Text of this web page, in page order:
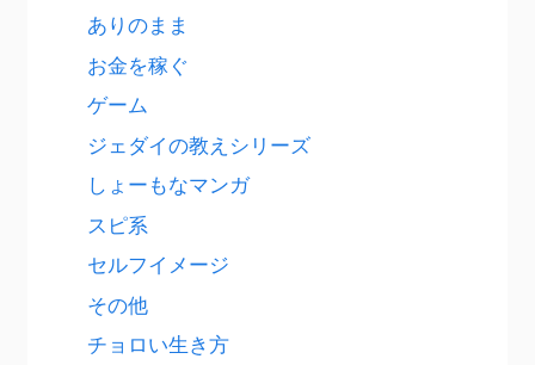
ありのまま
お金を稼ぐ
ゲーム
ジェダイの教えシリーズ
しょーもなマンガ
スピ系
セルフイメージ
その他
チョロい生き方